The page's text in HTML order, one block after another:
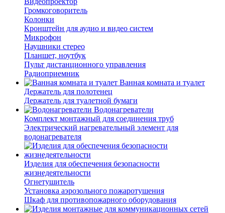
Громкоговоритель
Колонки
Кронштейн для аудио и видео систем
Микрофон
Наушники стерео
Планшет, ноутбук
Пульт дистанционного управления
Радиоприемник
Ванная комната и туалет
Держатель для полотенец
Держатель для туалетной бумаги
Водонагреватели
Комплект монтажный для соединения труб
Электрический нагревательный элемент для
водонагревателя
Изделия для обеспечения безопасности
жизнедеятельности
Огнетушитель
Установка аэрозольного пожаротушения
Шкаф для противопожарного оборудования